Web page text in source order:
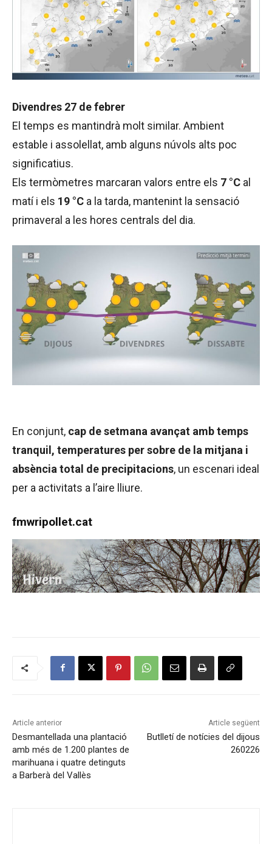
Divendres 27 de febrer
El temps es mantindrà molt similar. Ambient
estable i assolellat, amb alguns núvols alts poc
significatius.
Els termòmetres marcaran valors entre els 7 °C al
matí i els 19 °C a la tarda, mantenint la sensació
primaveral a les hores centrals del dia.
En conjunt, cap de setmana avançat amb temps
tranquil, temperatures per sobre de la mitjana i
absència total de precipitacions, un escenari ideal
per a activitats a l’aire lliure.
fmwripollet.cat
Article anterior
Desmantellada una plantació
amb més de 1.200 plantes de
marihuana i quatre detinguts
a Barberà del Vallès
Article següent
Butlletí de notícies del dijous
260226